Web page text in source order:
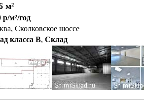
м²
р/м²/год
Сколковское шоссе
класса B, Склад